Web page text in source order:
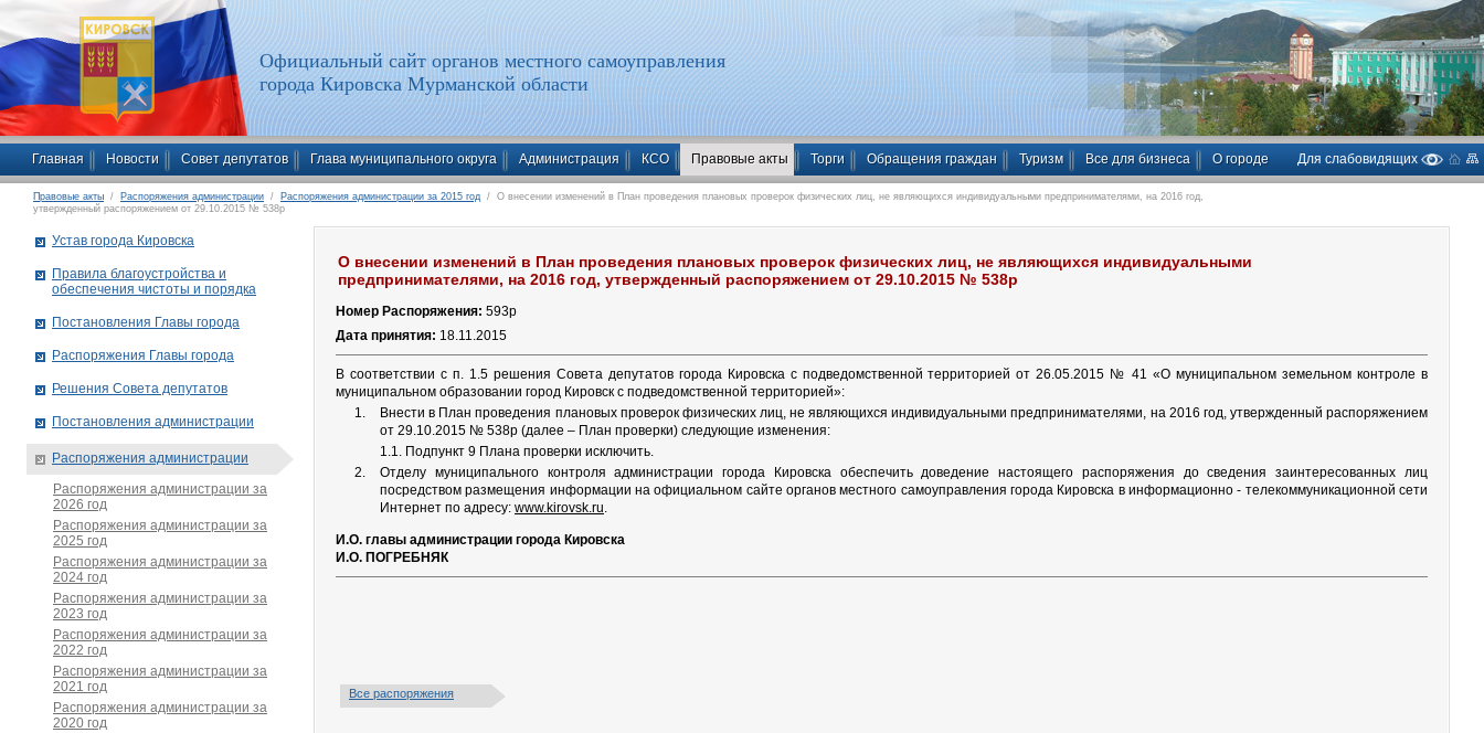
Официальный сайт органов местного самоуправления
города Кировска Мурманской области
Главная Новости Совет депутатов Глава муниципального округа Администрация КСО Правовые акты Торги Обращения граждан Туризм Все для бизнеса О городе Для слабовидящих
Правовые акты / Распоряжения администрации / Распоряжения администрации за 2015 год / О внесении изменений в План проведения плановых проверок физических лиц, не являющихся индивидуальными предпринимателями, на 2016 год,
утвержденный распоряжением от 29.10.2015 № 538р
О внесении изменений в План проведения плановых проверок физических лиц, не являющихся индивидуальными
предпринимателями, на 2016 год, утвержденный распоряжением от 29.10.2015 № 538р
Номер Распоряжения: 593р
Дата принятия: 18.11.2015
В соответствии с п. 1.5 решения Совета депутатов города Кировска с подведомственной территорией от 26.05.2015 № 41 «О муниципальном земельном контроле в
муниципальном образовании город Кировск с подведомственной территорией»:
Внести в План проведения плановых проверок физических лиц, не являющихся индивидуальными предпринимателями, на 2016 год, утвержденный распоряжением
от 29.10.2015 № 538р (далее – План проверки) следующие изменения:
1.1. Подпункт 9 Плана проверки исключить.
Отделу муниципального контроля администрации города Кировска обеспечить доведение настоящего распоряжения до сведения заинтересованных лиц
посредством размещения информации на официальном сайте органов местного самоуправления города Кировска в информационно - телекоммуникационной сети
Интернет по адресу: www.kirovsk.ru.
И.О. главы администрации города Кировска
И.О. ПОГРЕБНЯК
Все распоряжения
Устав города Кировска
Правила благоустройства и
обеспечения чистоты и порядка
Постановления Главы города
Распоряжения Главы города
Решения Совета депутатов
Постановления администрации
Распоряжения администрации
Распоряжения администрации за
2026 год
Распоряжения администрации за
2025 год
Распоряжения администрации за
2024 год
Распоряжения администрации за
2023 год
Распоряжения администрации за
2022 год
Распоряжения администрации за
2021 год
Распоряжения администрации за
2020 год